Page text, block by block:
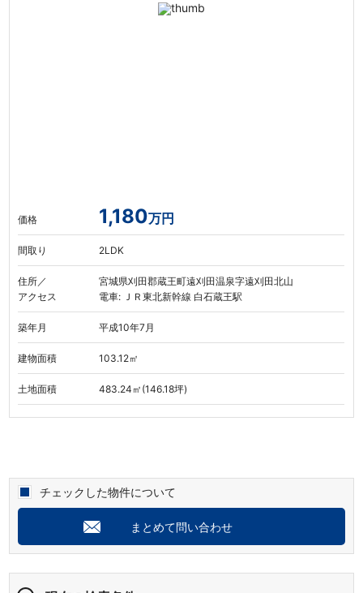
価格 1,180万円
間取り 2LDK
住所／
アクセス
宮城県刈田郡蔵王町遠刈田温泉字遠刈田北山
電車: ＪＲ東北新幹線 白石蔵王駅
築年月 平成10年7月
建物面積 103.12㎡
土地面積 483.24㎡(146.18坪)
チェックした物件について
まとめて問い合わせ